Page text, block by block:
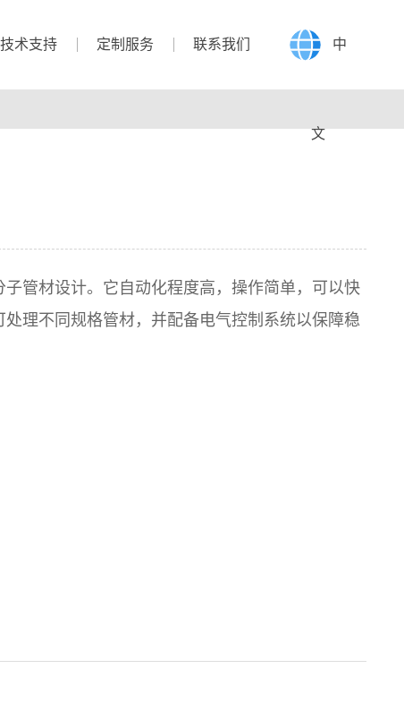
技术支持 定制服务 联系我们 中
文
管材设计。它自动化程度高，操作简单，可以快
理不同规格管材，并配备电气控制系统以保障稳